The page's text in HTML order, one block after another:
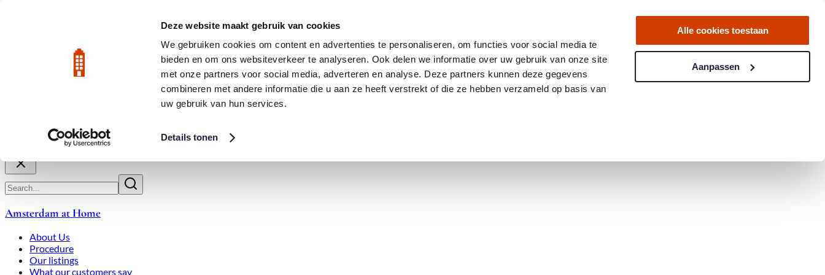
Deze website maakt gebruik van cookies
We gebruiken cookies om content en advertenties te personaliseren, om functies voor social media te
bieden en om ons websiteverkeer te analyseren. Ook delen we informatie over uw gebruik van onze site
met onze partners voor social media, adverteren en analyse. Deze partners kunnen deze gegevens
combineren met andere informatie die u aan ze heeft verstrekt of die ze hebben verzameld op basis van
uw gebruik van hun services.
Details tonen
Alle cookies toestaan
Aanpassen
Amsterdam at Home
About Us
Procedure
Our listings
What our customers say